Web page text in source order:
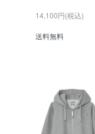
14,100円(税込)
送料無料